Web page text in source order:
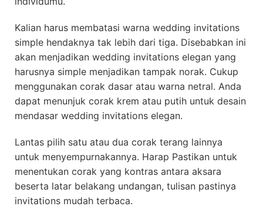
Kalian harus membatasi warna wedding invitations
simple hendaknya tak lebih dari tiga. Disebabkan ini
akan menjadikan wedding invitations elegan yang
harusnya simple menjadikan tampak norak. Cukup
menggunakan corak dasar atau warna netral. Anda
dapat menunjuk corak krem atau putih untuk desain
mendasar wedding invitations elegan.
Lantas pilih satu atau dua corak terang lainnya
untuk menyempurnakannya. Harap Pastikan untuk
menentukan corak yang kontras antara aksara
beserta latar belakang undangan, tulisan pastinya
invitations mudah terbaca.